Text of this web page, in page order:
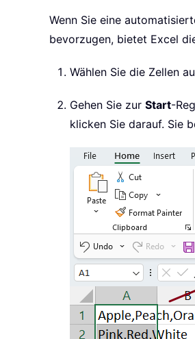
Wenn Sie eine
bevorzugen, bietet Excel
Wählen Sie die Zellen
Gehen Sie zur Start-
klicken Sie darauf. Sie